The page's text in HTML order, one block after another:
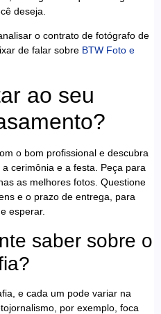
deseja.
o contrato de fotógrafo de
de falar sobre BTW Foto e
ao seu
o bom profissional e descubra
cerimônia e a festa. Peça para
as melhores fotos. Questione
e o prazo de entrega, para
esperar.
saber sobre o
e cada um pode variar na
por exemplo, foca